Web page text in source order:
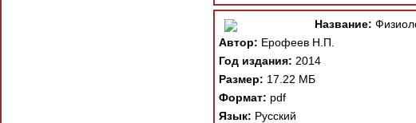
Название:
Автор: Ерофеев Н.П.
Год издания: 2014
Размер: 17.22 МБ
Формат: pdf
Язык: Русский